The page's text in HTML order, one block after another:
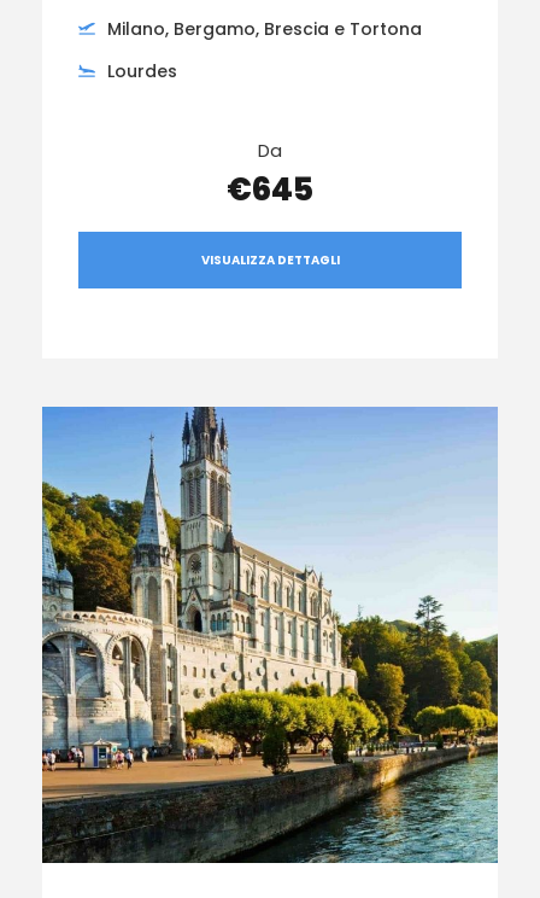
Milano, Bergamo, Brescia e Tortona
Lourdes
Da
€645
VISUALIZZA DETTAGLI